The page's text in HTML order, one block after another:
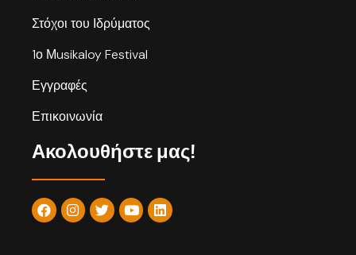
Στόχοι του Ιδρύματος
1ο Μusikaloy Festival
Εγγραφές
Επικοινωνία
Ακολουθήστε μας!